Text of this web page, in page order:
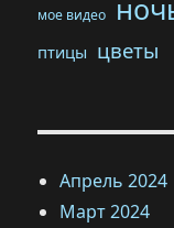
мое видео
птицы цветы
Апрель 2024
Март 2024